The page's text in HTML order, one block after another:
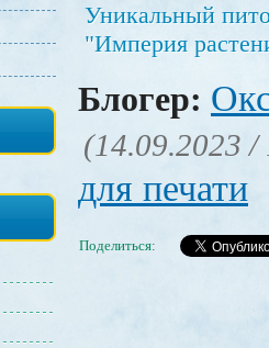
Уникальный
"Империя
Блогер:
(14.09.2023 /
для печати
Поделиться: